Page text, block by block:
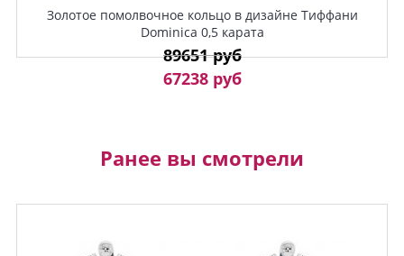
Золотое помолвочное кольцо в дизайне Тиффани
Dominica 0,5 карата
89651 руб
67238 руб
Ранее вы смотрели